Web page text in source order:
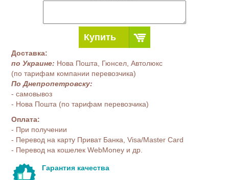
Купить
Доставка:
по Украине: Нова Пошта, Гюнсел, Автолюкс
(по тарифам компании перевозчика)
По Днепропетровску:
- самовывоз
- Нова Пошта (по тарифам перевозчика)
Оплата:
- При получении
- Перевод на карту Приват Банка, Visa/Master Card
- Перевод на кошелек WebMoney и др.
Гарантия качества